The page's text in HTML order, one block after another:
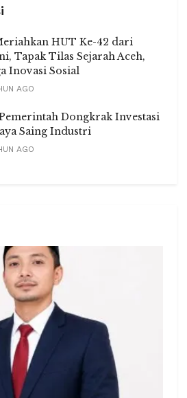
HUT Ke-42 dari
Tapak Tilas Sejarah Aceh,
Inovasi Sosial
AGO
Dongkrak Investasi
Saing Industri
AGO